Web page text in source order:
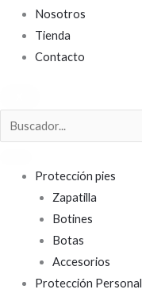
Nosotros
Tienda
Contacto
Protección pies
Zapatilla
Botines
Botas
Accesorios
Protección Personal